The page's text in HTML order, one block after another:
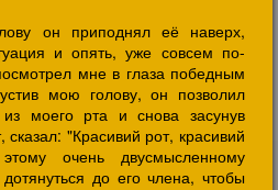
он приподнял её наверх,
и опять, уже совсем по-
мне в глаза победным
мою голову, он позволил
моего рта и снова засунув
"Красивий рот, красивий
очень двусмысленному
до его члена, чтобы